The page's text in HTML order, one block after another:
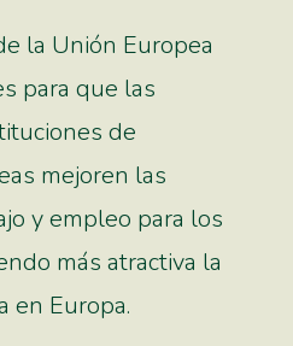
la Unión Europea
para que las
de
mejoren las
y empleo para los
más atractiva la
en Europa.